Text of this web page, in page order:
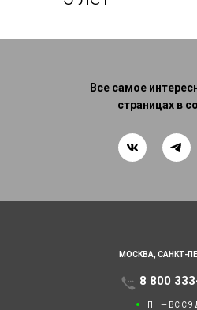
Все самое
страницах в
МОСКВА, САНКТ-
8 800
ПН — ВС С 9